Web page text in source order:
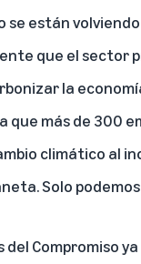
están
que el sector
la
que más de 300
climático al
Solo
Compromiso